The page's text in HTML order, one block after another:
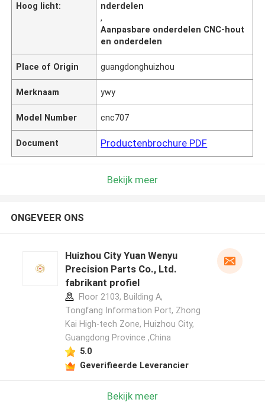
Hoog licht:
nderdelen
,
Aanpasbare onderdelen CNC-hout
en onderdelen
Place of Origin guangdonghuizhou
Merknaam ywy
Model Number cnc707
Document Productenbrochure PDF
Bekijk meer
ONGEVEER ONS
Huizhou City Yuan Wenyu
Precision Parts Co., Ltd.
fabrikant profiel
Floor 2103, Building A,
Tongfang Information Port, Zhong
Kai High-tech Zone, Huizhou City,
Guangdong Province ,China
5.0
Geverifieerde Leverancier
Bekijk meer